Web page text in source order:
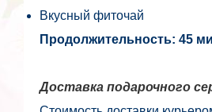
Вкусный фиточай
Продолжительность: 45
Доставка подарочного